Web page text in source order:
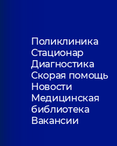
Поликлиника
Стационар
Диагностика
Скорая помощь
Новости
Медицинская
библиотека
Вакансии